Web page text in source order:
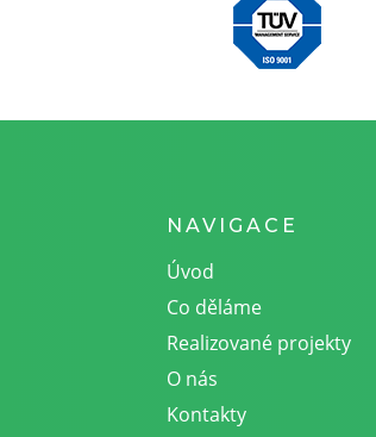
NAVIGACE
Úvod
Co děláme
Realizované projekty
O nás
Kontakty